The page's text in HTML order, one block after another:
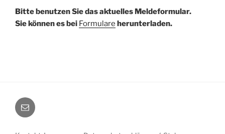
Bitte benutzen Sie das aktuelles Meldeformular.
Sie können es bei Formulare herunterladen.
E-
Mail